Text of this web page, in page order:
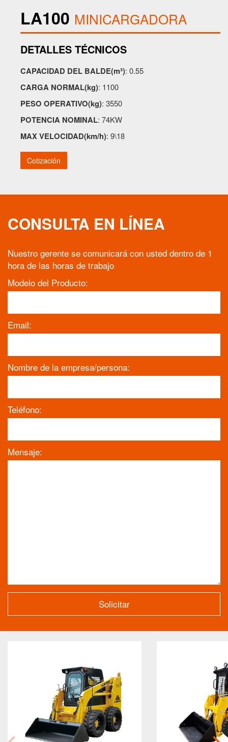
LA100 MINICARGADORA
DETALLES TÉCNICOS
CAPACIDAD DEL BALDE(m³): 0.55
CARGA NORMAL(kg): 1100
PESO OPERATIVO(kg): 3550
POTENCIA NOMINAL: 74KW
MAX VELOCIDAD(km/h): 9\18
Cotización
CONSULTA EN LÍNEA
Nuestro gerente se comunicará con usted dentro de 1
hora de las horas de trabajo
Modelo del Producto:
Email:
Nombre de la empresa/persona:
Teléfono:
Mensaje: